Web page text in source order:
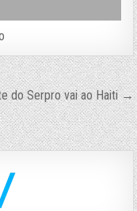
do Serpro vai ao Haiti →